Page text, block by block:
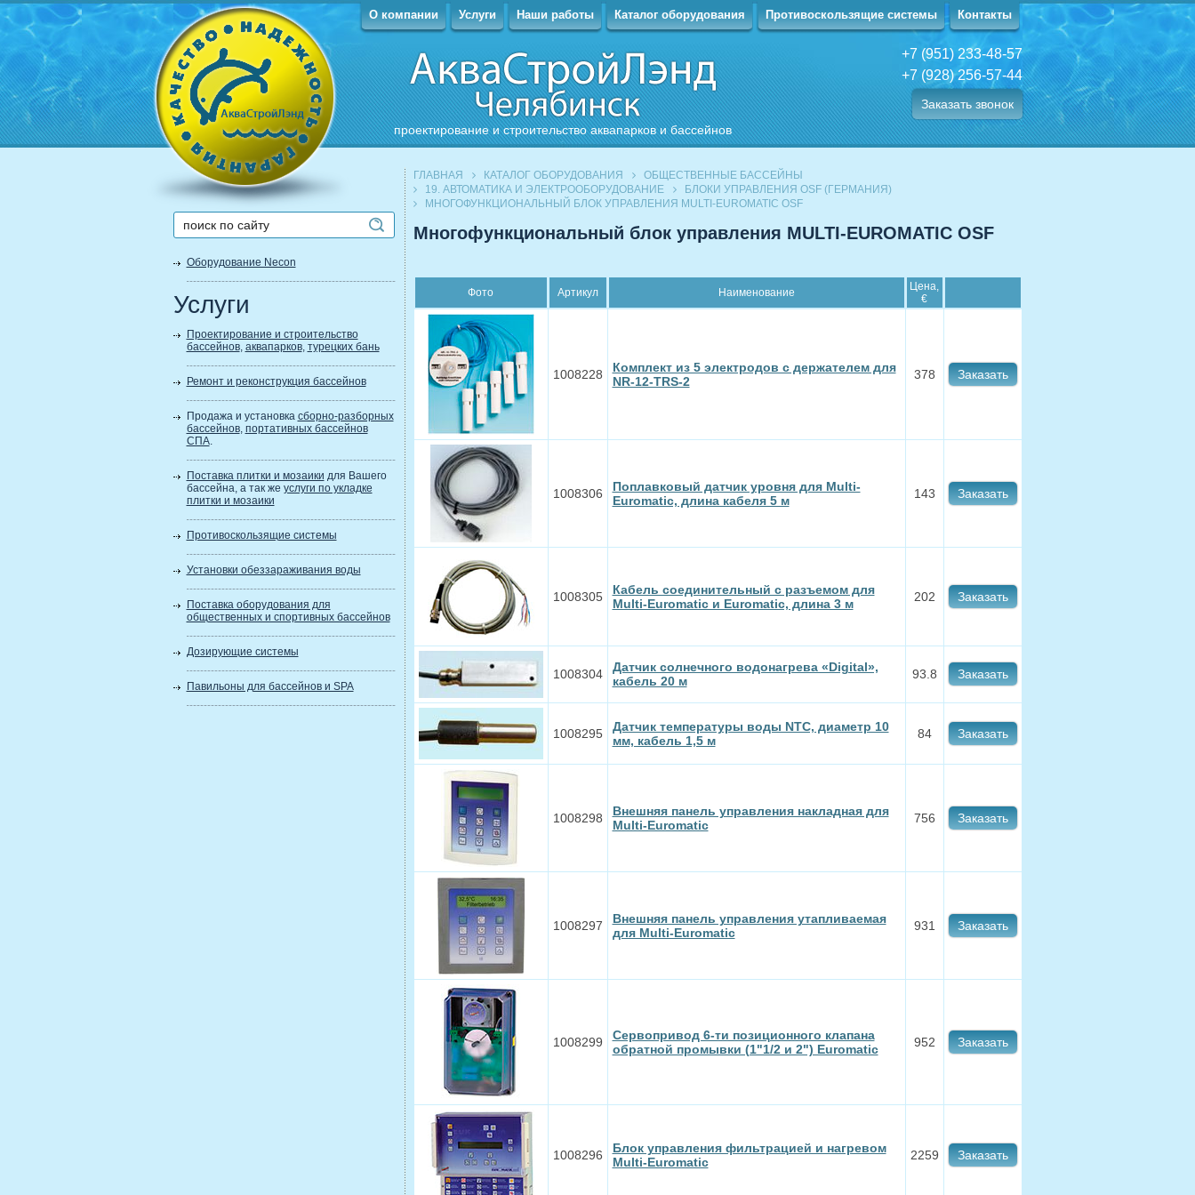
проектирование и строительство аквапарков и бассейнов
О компании Услуги Наши работы Каталог оборудования Противоскользящие системы Контакты
+7 (951) 233-48-57
+7 (928) 256-57-44
Заказать звонок
Оборудование Necon
Услуги
Проектирование и строительство
бассейнов, аквапарков, турецких бань
Ремонт и реконструкция бассейнов
Продажа и установка сборно-разборных
бассейнов, портативных бассейнов
СПА.
Поставка плитки и мозаики для Вашего
бассейна, а так же услуги по укладке
плитки и мозаики
Противоскользящие системы
Установки обеззараживания воды
Поставка оборудования для
общественных и спортивных бассейнов
Дозирующие системы
Павильоны для бассейнов и SPA
ГЛАВНАЯ КАТАЛОГ ОБОРУДОВАНИЯ
ОБЩЕСТВЕННЫЕ БАССЕЙНЫ
19. АВТОМАТИКА И ЭЛЕКТРООБОРУДОВАНИЕ
БЛОКИ УПРАВЛЕНИЯ OSF (ГЕРМАНИЯ)
МНОГОФУНКЦИОНАЛЬНЫЙ БЛОК УПРАВЛЕНИЯ MULTI-EUROMATIC OSF
Многофункциональный блок управления MULTI-EUROMATIC OSF
Фото Артикул Наименование
Цена,
€
1008228
Комплект из 5 электродов с держателем для
NR-12-TRS-2
378 Заказать
1008306
Поплавковый датчик уровня для Multi-
Euromatic, длина кабеля 5 м
143 Заказать
1008305
Кабель соединительный с разъемом для
Multi-Euromatic и Euromatic, длина 3 м
202 Заказать
1008304
Датчик солнечного водонагрева «Digital»,
кабель 20 м
93.8 Заказать
1008295
Датчик температуры воды NTC, диаметр 10
мм, кабель 1,5 м
84 Заказать
1008298
Внешняя панель управления накладная для
Multi-Euromatic
756 Заказать
1008297
Внешняя панель управления утапливаемая
для Multi-Euromatic
931 Заказать
1008299
Сервопривод 6-ти позиционного клапана
обратной промывки (1"1/2 и 2") Euromatic
952 Заказать
1008296
Блок управления фильтрацией и нагревом
Multi-Euromatic
2259 Заказать